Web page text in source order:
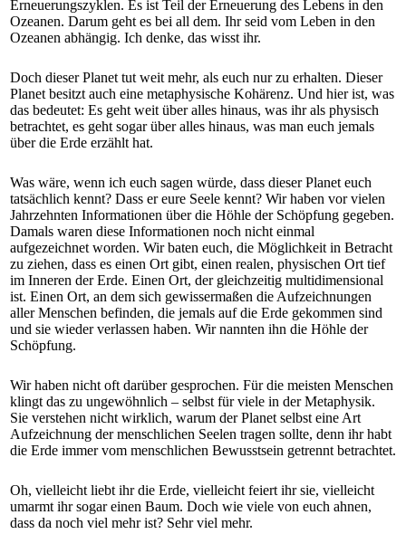
Erneuerungszyklen. Es ist Teil der Erneuerung des Lebens in den
Ozeanen. Darum geht es bei all dem. Ihr seid vom Leben in den
Ozeanen abhängig. Ich denke, das wisst ihr.
Doch dieser Planet tut weit mehr, als euch nur zu erhalten. Dieser
Planet besitzt auch eine metaphysische Kohärenz. Und hier ist, was
das bedeutet: Es geht weit über alles hinaus, was ihr als physisch
betrachtet, es geht sogar über alles hinaus, was man euch jemals
über die Erde erzählt hat.
Was wäre, wenn ich euch sagen würde, dass dieser Planet euch
tatsächlich kennt? Dass er eure Seele kennt? Wir haben vor vielen
Jahrzehnten Informationen über die Höhle der Schöpfung gegeben.
Damals waren diese Informationen noch nicht einmal
aufgezeichnet worden. Wir baten euch, die Möglichkeit in Betracht
zu ziehen, dass es einen Ort gibt, einen realen, physischen Ort tief
im Inneren der Erde. Einen Ort, der gleichzeitig multidimensional
ist. Einen Ort, an dem sich gewissermaßen die Aufzeichnungen
aller Menschen befinden, die jemals auf die Erde gekommen sind
und sie wieder verlassen haben. Wir nannten ihn die Höhle der
Schöpfung.
Wir haben nicht oft darüber gesprochen. Für die meisten Menschen
klingt das zu ungewöhnlich – selbst für viele in der Metaphysik.
Sie verstehen nicht wirklich, warum der Planet selbst eine Art
Aufzeichnung der menschlichen Seelen tragen sollte, denn ihr habt
die Erde immer vom menschlichen Bewusstsein getrennt betrachtet.
Oh, vielleicht liebt ihr die Erde, vielleicht feiert ihr sie, vielleicht
umarmt ihr sogar einen Baum. Doch wie viele von euch ahnen,
dass da noch viel mehr ist? Sehr viel mehr.